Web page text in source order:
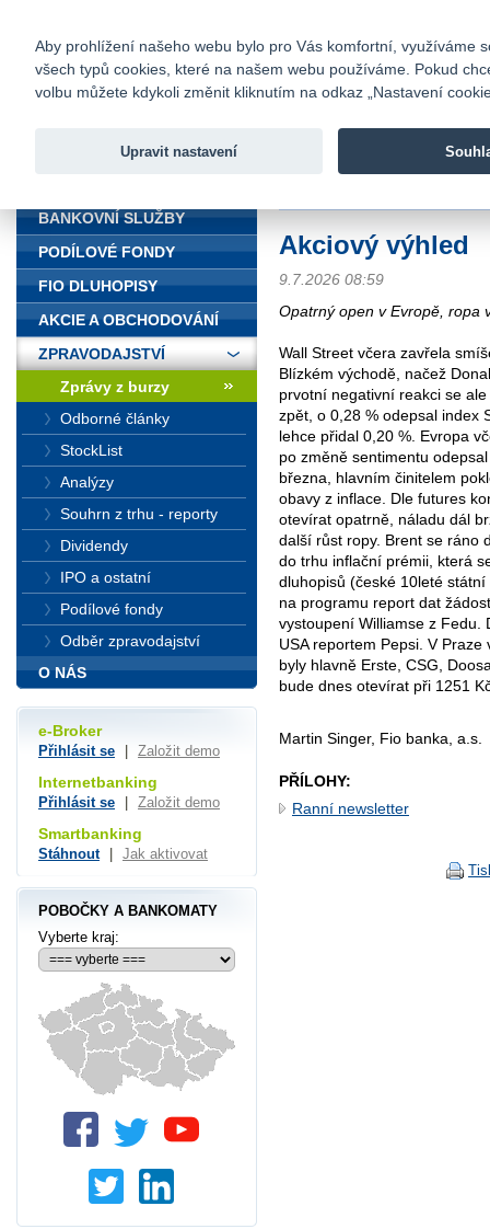
Fio banka
Fio banka
Akciový výhled
9.7.2026 08:59
Opatrný open v Evropě, ropa
Wall Street včera zavřela
Blízkém východě, načež
prvotní negativní reakci se
zpět, o 0,28 % odepsal index
lehce přidal 0,20 %. Evropa
po změně sentimentu
března, hlavním činitelem
obavy z inflace. Dle futures
otevírat opatrně, náladu dál
další růst ropy. Brent se ráno
do trhu inflační prémii, která
dluhopisů (české 10leté
na programu report dat
vystoupení Williamse z Fedu.
USA reportem Pepsi. V
byly hlavně Erste, CSG,
bude dnes otevírat při 1251
Martin Singer, Fio banka, a.s.
PŘÍLOHY:
Ranní newsletter
BANKOVNÍ SLUŽBY
PODÍLOVÉ FONDY
FIO DLUHOPISY
AKCIE A OBCHODOVÁNÍ
ZPRAVODAJSTVÍ
Zprávy z burzy
Odborné články
StockList
Analýzy
Souhrn z trhu - reporty
Dividendy
IPO a ostatní
Podílové fondy
Odběr zpravodajství
O NÁS
e-Broker
Přihlásit se Založit demo
Internetbanking
Přihlásit se Založit demo
Smartbanking
Stáhnout Jak aktivovat
POBOČKY A BANKOMATY
Vyberte kraj:
Aby prohlížení našeho webu bylo pro Vás komfortní, využíváme
všech typů cookies, které na našem webu používáme. Pokud
volbu můžete kdykoli změnit kliknutím na odkaz „Nastavení
Upravit nastavení